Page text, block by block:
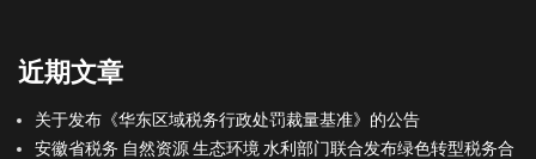
近期文章
关于发布《华东区域税务行政处罚裁量基准》的公告
安徽省税务 自然资源 生态环境 水利部门联合发布绿色转型税务合